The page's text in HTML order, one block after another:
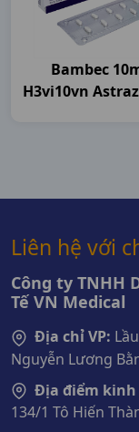
Bambec
H3vi10vn
Liên hệ với
Công ty TNHH
Tế VN Medical
Địa chỉ VP:
Nguyễn Lương
Địa điểm kinh
134/1 Tô Hiến